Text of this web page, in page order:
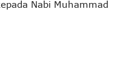
Nabi Muhammad